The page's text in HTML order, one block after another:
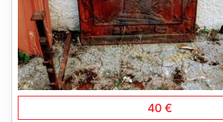
40 €